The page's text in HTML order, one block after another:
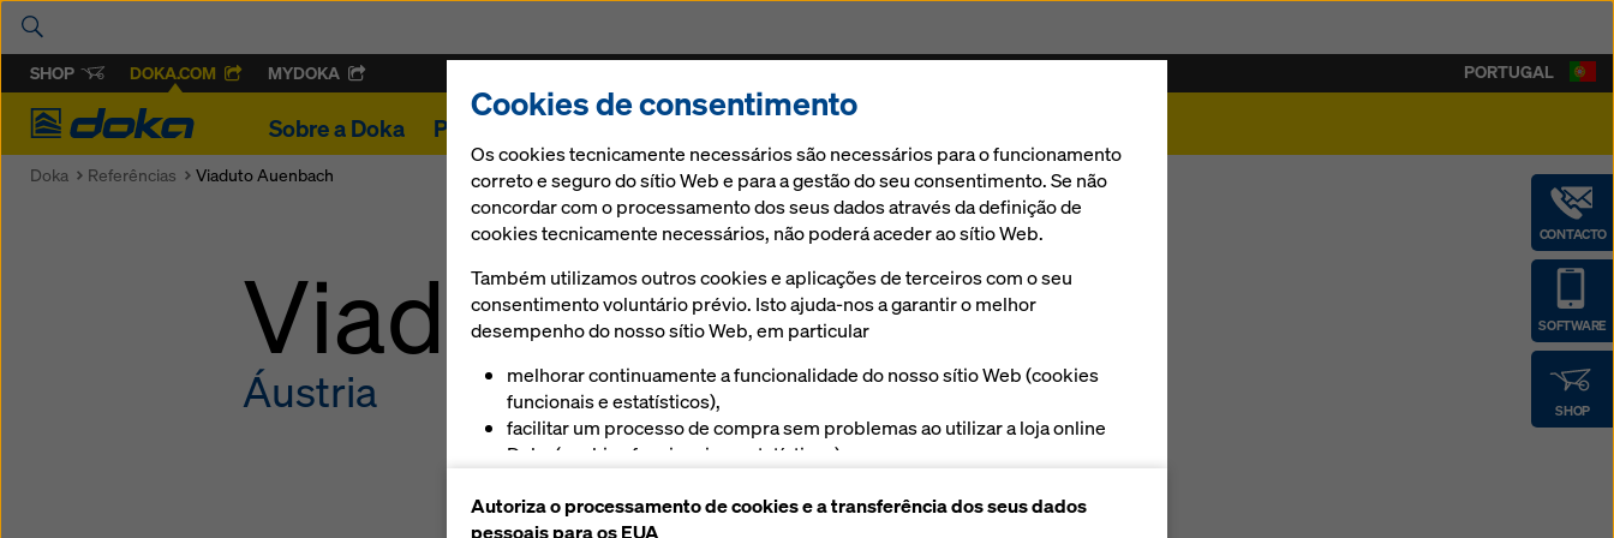
SHOP DOKA.COM MYDOKA
Doka
Sobre a Doka Projetos
CONTACTO
SOFTWARE
SHOP
PORTUGAL
Doka Referências Viaduto Auenbach
Viaduto Auenbach
Áustria
Cookies de consentimento
Os cookies tecnicamente necessários são necessários para o funcionamento
correto e seguro do sítio Web e para a gestão do seu consentimento. Se não
concordar com o processamento dos seus dados através da definição de
cookies tecnicamente necessários, não poderá aceder ao sítio Web.
Também utilizamos outros cookies e aplicações de terceiros com o seu
consentimento voluntário prévio. Isto ajuda-nos a garantir o melhor
desempenho do nosso sítio Web, em particular
melhorar continuamente a funcionalidade do nosso sítio Web (cookies
funcionais e estatísticos),
facilitar um processo de compra sem problemas ao utilizar a loja online
Doka (cookies funcionais e estatísticos),
plataformas (cookies de marketing).
Autoriza o processamento de cookies e a transferência dos seus dados
pessoais para os EUA